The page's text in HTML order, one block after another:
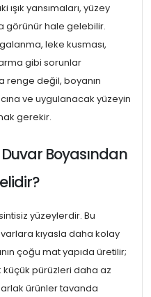
yansımaları, yüzey
görünür hale gelebilir.
leke kusması,
gibi sorunlar
renge değil, boyanın
ve uygulanacak yüzeyin
gerekir.
Boyasından
yüzeylerdir. Bu
kıyasla daha kolay
çoğu mat yapıda üretilir;
küçük pürüzleri daha az
ürünler tavanda